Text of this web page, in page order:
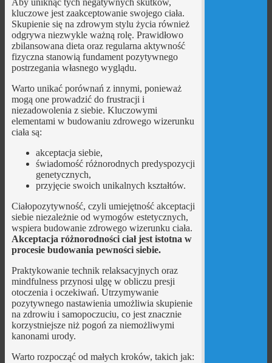
kluczowe jest zaakceptowanie swojego ciała.
Skupienie się na zdrowym stylu życia również
odgrywa niezwykle ważną rolę. Prawidłowo
zbilansowana dieta oraz regularna aktywność
fizyczna stanowią fundament pozytywnego
postrzegania własnego wyglądu.
Warto unikać porównań z innymi, ponieważ
mogą one prowadzić do frustracji i
niezadowolenia z siebie. Kluczowymi
elementami w budowaniu zdrowego wizerunku
ciała są:
akceptacja siebie,
świadomość różnorodnych predyspozycji
genetycznych,
przyjęcie swoich unikalnych kształtów.
Ciałopozytywność, czyli umiejętność akceptacji
siebie niezależnie od wymogów estetycznych,
wspiera budowanie zdrowego wizerunku ciała.
Akceptacja różnorodności ciał jest istotna w
procesie budowania pewności siebie.
Praktykowanie technik relaksacyjnych oraz
mindfulness przynosi ulgę w obliczu presji
otoczenia i oczekiwań. Utrzymywanie
pozytywnego nastawienia umożliwia skupienie
na zdrowiu i samopoczuciu, co jest znacznie
korzystniejsze niż pogoń za niemożliwymi
kanonami urody.
Warto rozpocząć od małych kroków, takich jak: